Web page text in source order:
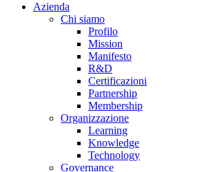
Azienda
Chi siamo
Profilo
Mission
Manifesto
R&D
Certificazioni
Partnership
Membership
Organizzazione
Learning
Knowledge
Technology
Governance